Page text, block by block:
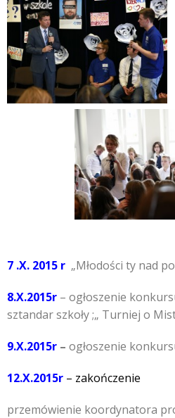
7 .X. 2015 r „Młodości ty nad
8.X.2015r – ogłoszenie
sztandar szkoły ;„ Turniej o
9.X.2015r – ogłoszenie
12.X.2015r – zakończenie
przemówienie koordynatora